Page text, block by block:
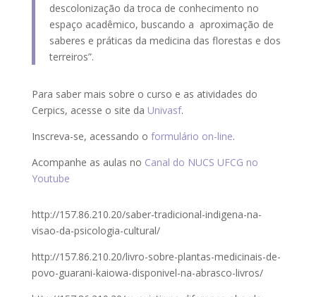
descolonização da troca de conhecimento no
espaço acadêmico, buscando a aproximação de
saberes e práticas da medicina das florestas e dos
terreiros”.
Para saber mais sobre o curso e as atividades do
Cerpics, acesse o site da Univasf.
Inscreva-se, acessando o formulário on-line.
Acompanhe as aulas no Canal do NUCS UFCG no
Youtube
http://157.86.210.20/saber-tradicional-indigena-na-
visao-da-psicologia-cultural/
http://157.86.210.20/livro-sobre-plantas-medicinais-de-
povo-guarani-kaiowa-disponivel-na-abrasco-livros/